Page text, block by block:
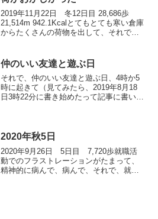
2019年11月22日 冬12日目 28,686歩
21,514m 942.1Kcalとてもとても寒い倉庫
からたくさんの荷物を出して、それで、
ものがあるから持って来て...
仲のいい友達と遊ぶ日
それで、仲のいい友達と遊ぶ日、4時か5
時に起きて（見てみたら、2019年8月18
日3時22分に書き始めたって記事に書いて
て。それで、...
2020年秋5日
2020年9月26日 5日目 7,720歩就職活
動でのフラストレーションがたまって、
精神的に病んで、病んで、それで、就活